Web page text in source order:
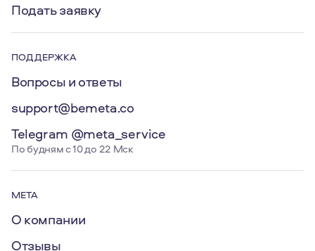
Подать заявку
ПОДДЕРЖКА
Вопросы и ответы
support@bemeta.co
Telegram @meta_service
По будням с 10 до 22 Мск
МЕТА
О компании
Отзывы